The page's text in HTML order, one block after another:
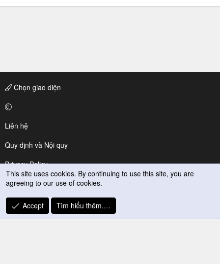
Chọn giao diện
Liên hệ
Quy định và Nội quy
Privacy Policy
Trợ giúp
R
S
This site uses cookies. By continuing to use this site, you are
agreeing to our use of cookies.
Accept Tìm hiểu thêm.…